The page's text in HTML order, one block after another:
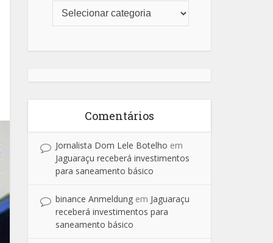
Comentários
Jornalista Dom Lele Botelho em
Jaguaraçu receberá investimentos
para saneamento básico
binance Anmeldung em Jaguaraçu
receberá investimentos para
saneamento básico